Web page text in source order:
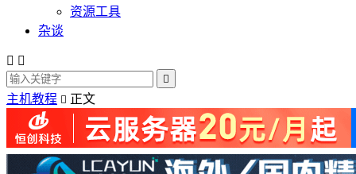
资源工具
杂谈
 

主机教程  正文